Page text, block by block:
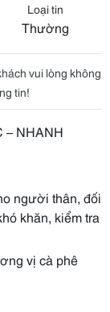
Loại tin
Thường
vui lòng không
tin!
– NHANH
người thân, đối
khăn, kiểm tra
vị cà phê